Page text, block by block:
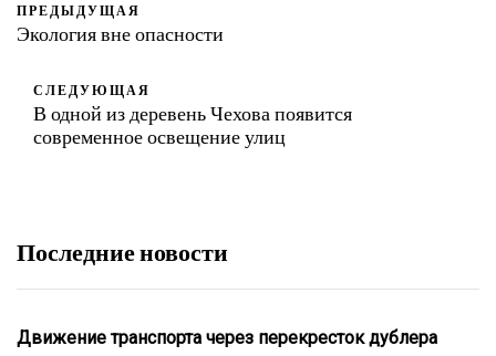
ПРЕДЫДУЩАЯ
Экология вне опасности
СЛЕДУЮЩАЯ
В одной из деревень Чехова появится
современное освещение улиц
Последние новости
Движение транспорта через перекресток дублера